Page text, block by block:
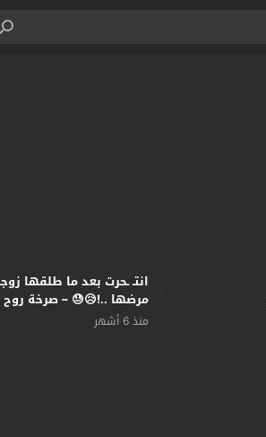
انتـ ـحرت بعد ما طلقها
مرضها ..!😥😓 – صرخة روح
منذ 6 أشهر